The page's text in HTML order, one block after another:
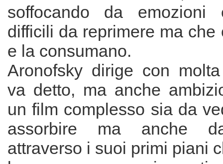
soffocando da emozioni
difficili da reprimere ma che
e la consumano.
Aronofsky dirige con
va detto, ma anche
un film complesso sia da
assorbire ma anche
attraverso i suoi primi piani